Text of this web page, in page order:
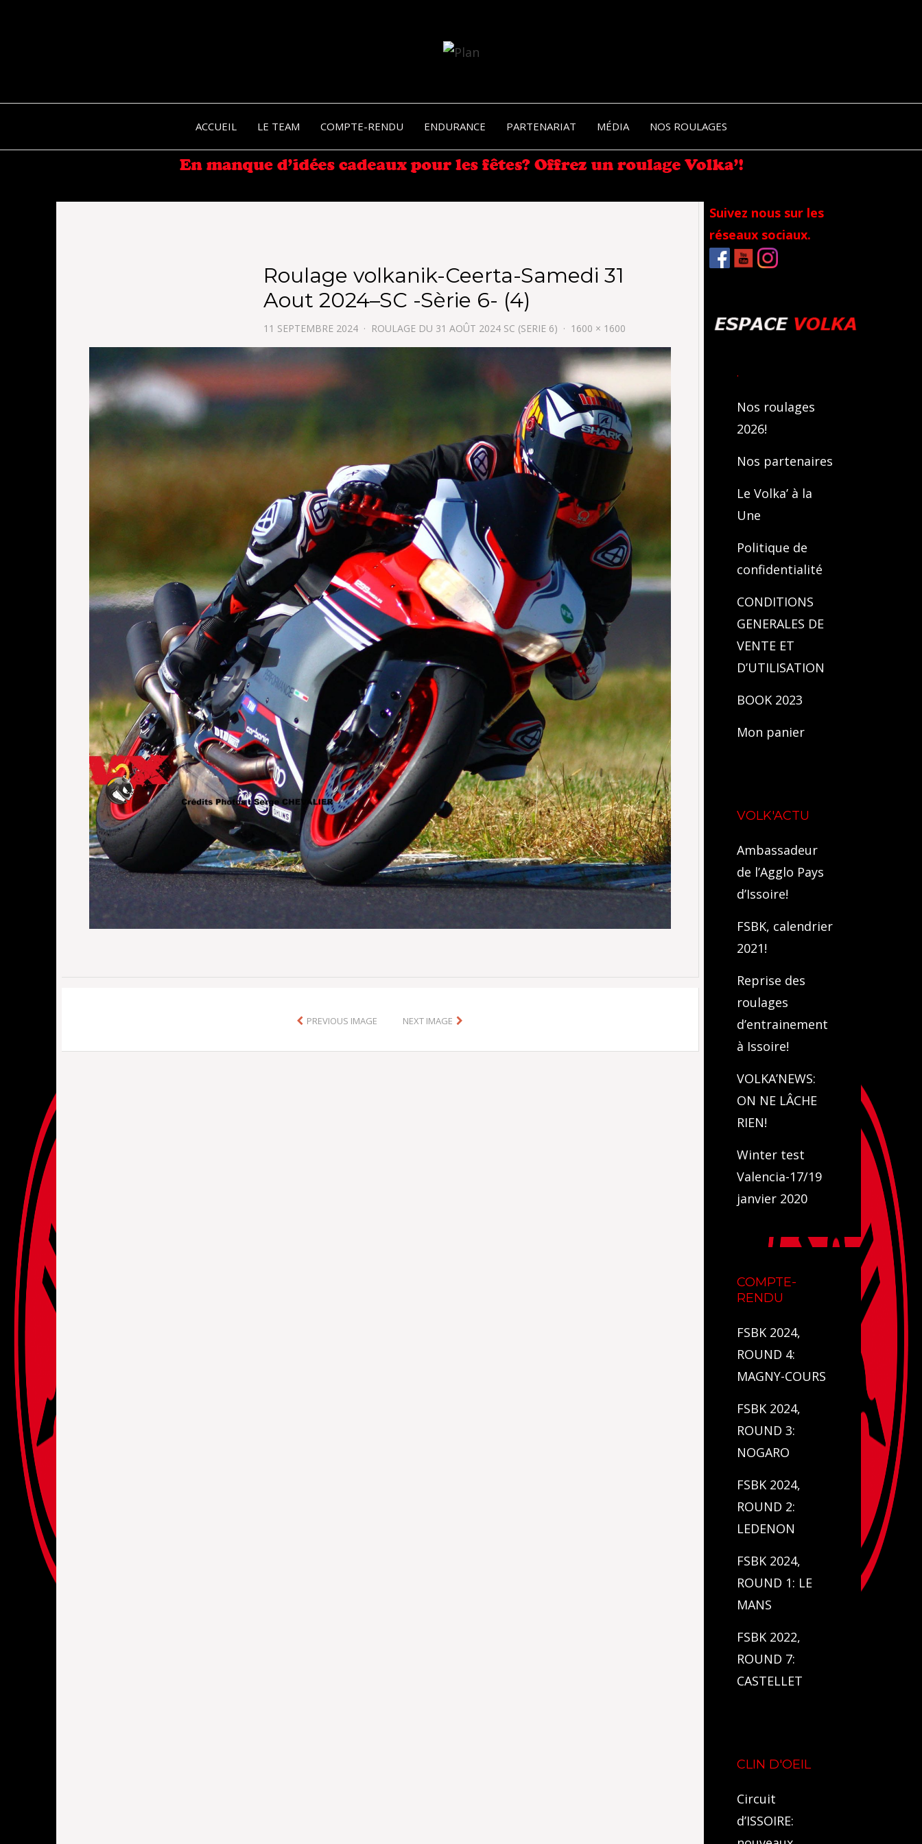
VOLKANIK-
ENDURANCE
ACCUEIL LE TEAM COMPTE-RENDU ENDURANCE PARTENARIAT MÉDIA NOS ROULAGES
Roulage volkanik-Ceerta-Samedi 31
Aout 2024–SC -Sèrie 6- (4)
11 SEPTEMBRE 2024 ROULAGE DU 31 AOÛT 2024 SC (SERIE 6) 1600 × 1600
PREVIOUS IMAGE NEXT IMAGE
Suivez nous sur les
réseaux sociaux.
.
Nos roulages
2026!
Nos partenaires
Le Volka’ à la
Une
Politique de
confidentialité
CONDITIONS
GENERALES DE
VENTE ET
D’UTILISATION
BOOK 2023
Mon panier
VOLK'ACTU
Ambassadeur
de l’Agglo Pays
d’Issoire!
FSBK, calendrier
2021!
Reprise des
roulages
d’entrainement
à Issoire!
VOLKA’NEWS:
ON NE LÂCHE
RIEN!
Winter test
Valencia-17/19
janvier 2020
COMPTE-
RENDU
FSBK 2024,
ROUND 4:
MAGNY-COURS
FSBK 2024,
ROUND 3:
NOGARO
FSBK 2024,
ROUND 2:
LEDENON
FSBK 2024,
ROUND 1: LE
MANS
FSBK 2022,
ROUND 7:
CASTELLET
CLIN D'OEIL
Circuit
d’ISSOIRE: